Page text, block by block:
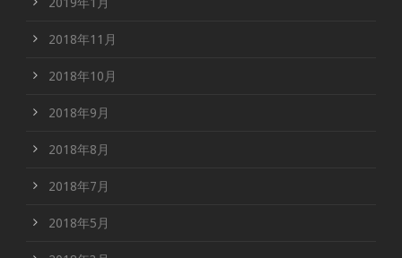
2018年11月
2018年10月
2018年9月
2018年8月
2018年7月
2018年5月